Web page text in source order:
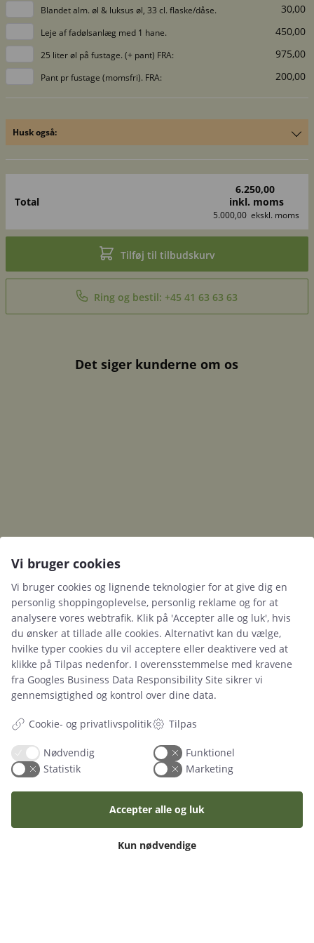
Blandet alm. øl & luksus øl, 33 cl. flaske/dåse. 30,00
Leje af fadølsanlæg med 1 hane. 450,00
25 liter øl på fustage. (+ pant) FRA: 975,00
Pant pr fustage (momsfri). FRA: 200,00
Husk også:
Vælg antal
Pris
Leje af cafe bord Ø-80.
90,00
149,00
1.875,00
udtag 16A, 1 face).
Total
6.250,00
inkl. moms
5.000,00 ekskl. moms
Tilføj til tilbudskurv
Ring og bestil: +45 41 63 63 63
Det siger kunderne om os
Festgruppen.dk
Kontakt os og få dit tilbud i dag
+45 41 63 63 63
Populære kategorier
Mad & drikke
Fast-food
Fun-food
Telte
Information
Cookies
Vi bruger cookies
Vi bruger cookies og lignende teknologier for at give dig en
personlig shoppingoplevelse, personlig reklame og for at
analysere vores webtrafik. Klik på 'Accepter alle og luk', hvis
du ønsker at tillade alle cookies. Alternativt kan du vælge,
hvilke typer cookies du vil acceptere eller deaktivere ved at
klikke på Tilpas nedenfor. I overensstemmelse med kravene
fra Googles Business Data Responsibility Site sikrer vi
gennemsigtighed og kontrol over dine data.
Cookie- og privatlivspolitik Tilpas
Nødvendig
Funktionel
Statistik
Marketing
Kun nødvendige
Accepter alle og luk